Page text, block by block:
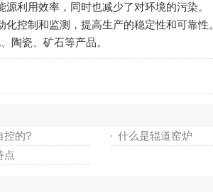
利用效率，同时也减少了对环境的污染。
控制和监测，提高生产的稳定性和可靠性
瓷、矿石等产品。
控的?
什么是辊道窑炉
点